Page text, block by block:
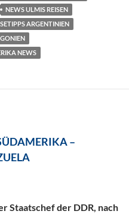
NEWS ULMIS REISEN
ARGENTINIEN
NEWS
–
Staatschef der DDR, nach